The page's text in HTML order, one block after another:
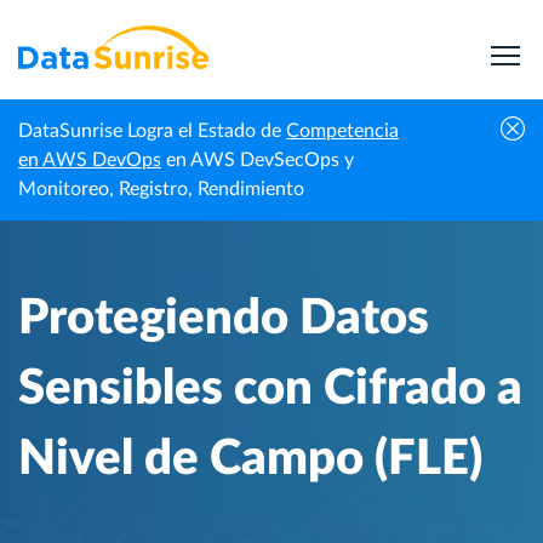
DataSunrise Logra el Estado de Competencia
en AWS DevOps en AWS DevSecOps y
Monitoreo, Registro, Rendimiento
Inicio
Centro de
Conocimiento
Protegiendo Datos Sensibles con Cifrado a
Nivel de Campo (FLE)
Protegiendo Datos
Sensibles con Cifrado a
Nivel de Campo (FLE)